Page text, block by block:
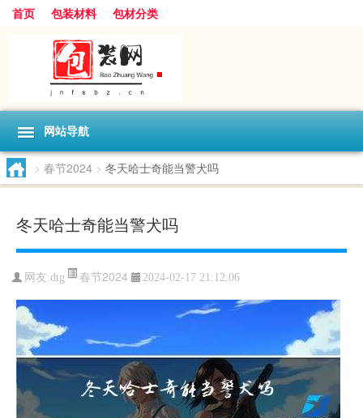
首页 包装材料 包材分类
网站导航
> 春节2024 > 冬天哈士奇能当警犬吗
冬天哈士奇能当警犬吗
网友:dtg 春节2024 2024-02-17 21:12:06